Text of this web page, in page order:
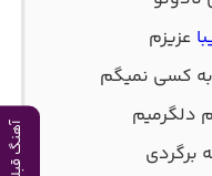
آهنگ قبلی
عزیزم
به کسی نمیگم
دلگرمیم
برگردی